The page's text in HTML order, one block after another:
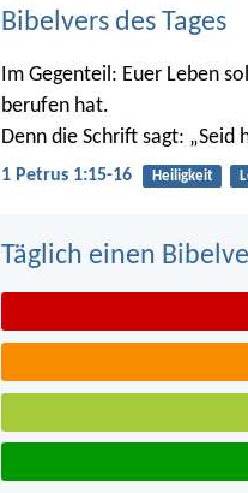
Bibelvers des Tages
Im Gegenteil: Euer Leben
berufen hat.
Denn die Schrift sagt: „Seid
1 Petrus 1:15-16 Heiligkeit
Täglich einen